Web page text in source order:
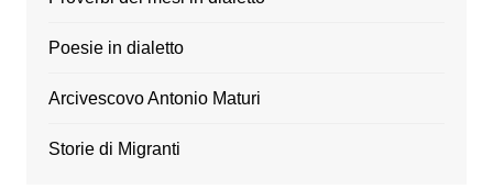
Poesie in dialetto
Arcivescovo Antonio Maturi
Storie di Migranti